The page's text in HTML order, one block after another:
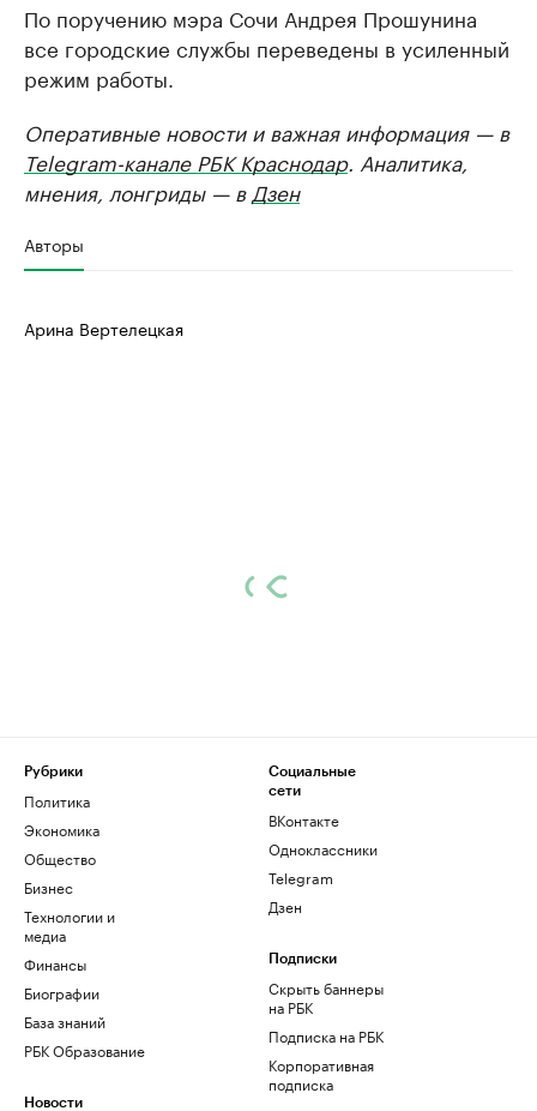
По поручению мэра Сочи Андрея Прошунина
все городские службы переведены в усиленный
режим работы.
Оперативные новости и важная информация — в
Telegram-канале РБК Краснодар. Аналитика,
мнения, лонгриды — в Дзен
Авторы
Арина Вертелецкая
Рубрики
Политика
Экономика
Общество
Бизнес
Технологии и
медиа
Финансы
Биографии
База знаний
РБК Образование
Новости
Социальные
сети
ВКонтакте
Одноклассники
Telegram
Дзен
Подписки
Скрыть баннеры
на РБК
Подписка на РБК
Корпоративная
подписка